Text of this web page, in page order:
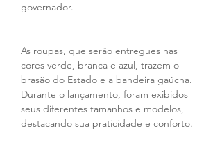
governador.
As roupas, que serão entregues nas
cores verde, branca e azul, trazem o
brasão do Estado e a bandeira gaúcha.
Durante o lançamento, foram exibidos
seus diferentes tamanhos e modelos,
destacando sua praticidade e conforto.